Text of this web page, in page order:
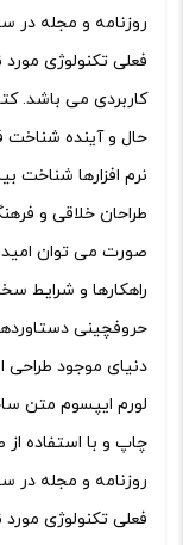
روزنامه و مجله در
فعلی تکنولوژی مورد
کاربردی می باشد.
حال و آینده شناخت
نرم افزارها شناخت
طراحان خلاقی و
صورت می توان امید
راهکارها و شرایط
حروفچینی
دنیای موجود طراحی
لورم ایپسوم متن
چاپ و با استفاده
روزنامه و مجله در
فعلی تکنولوژی مورد